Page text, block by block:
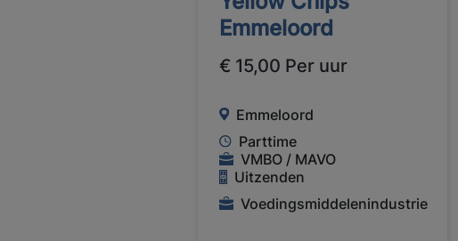
Emmeloord
€ 15,00 Per uur
Emmeloord
Parttime
VMBO / MAVO
Uitzenden
Voedingsmiddelenindustrie